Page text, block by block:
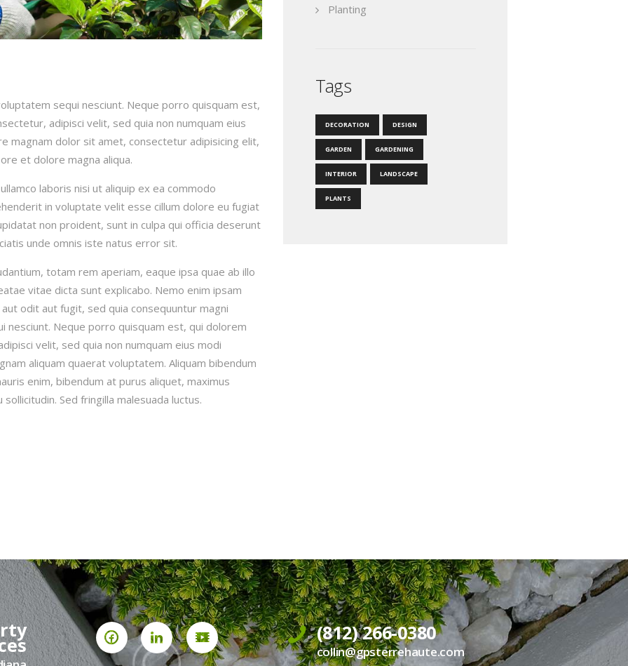
sequi nesciunt. Neque porro quisquam est,
adipisci velit, sed quia non numquam eius
magnam dolor sit amet, consectetur adipisicing elit,
et dolore magna aliqua.
laboris nisi ut aliquip ex ea commodo
in voluptate velit esse cillum dolore eu fugiat
non proident, sunt in culpa qui officia deserunt
unde omnis iste natus error sit.
totam rem aperiam, eaque ipsa quae ab illo
vitae dicta sunt explicabo. Nemo enim ipsam
odit aut fugit, sed quia consequuntur magni
Neque porro quisquam est, qui dolorem
velit, sed quia non numquam eius modi
aliquam quaerat voluptatem. Aliquam bibendum
enim, bibendum at purus aliquet, maximus
Sed fringilla malesuada luctus.
Planting
Tags
DECORATION DESIGN
GARDEN GARDENING
INTERIOR LANDSCAPE
PLANTS
(812) 266-0380
collin@gpsterrehaute.com